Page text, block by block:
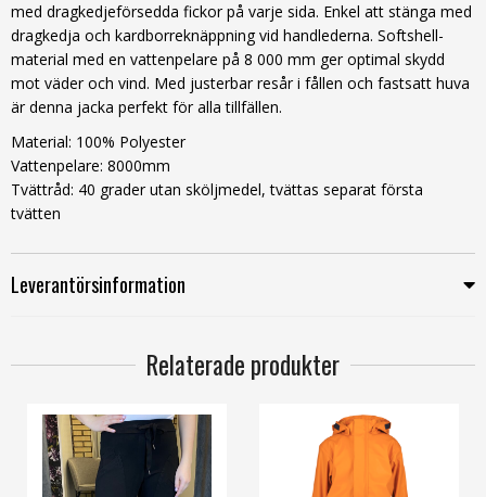
med dragkedjeförsedda fickor på varje sida. Enkel att stänga med
dragkedja och kardborreknäppning vid handlederna. Softshell-
material med en vattenpelare på 8 000 mm ger optimal skydd
mot väder och vind. Med justerbar resår i fållen och fastsatt huva
är denna jacka perfekt för alla tillfällen.
Material: 100% Polyester
Vattenpelare: 8000mm
Tvättråd: 40 grader utan sköljmedel, tvättas separat första
tvätten
Leverantörsinformation
Relaterade produkter